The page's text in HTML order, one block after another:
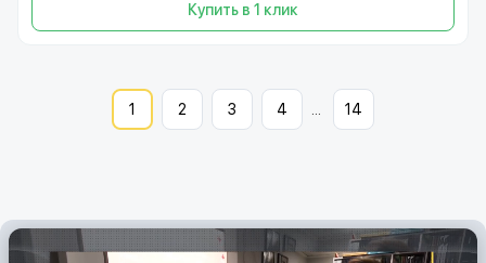
Купить в 1 клик
1 2 3 4 14